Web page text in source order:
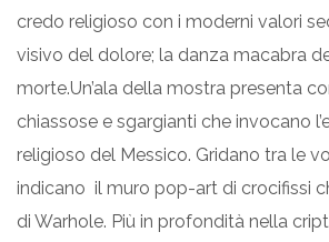
credo religioso con i moderni valori
visivo del dolore; la danza macabra
morte.Un’ala della mostra presenta
chiassose e sgargianti che invocano
religioso del Messico. Gridano tra le
indicano il muro pop-art di crocifissi
di Warhole. Più in profondità nella